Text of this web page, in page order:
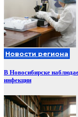
Новости региона
В Новосибирске
инфекции